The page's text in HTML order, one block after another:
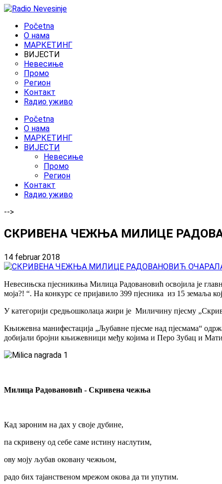
Početna
O нама
МАРКЕТИНГ
ВИЈЕСТИ
Невесиње
Промо
Регион
Контакт
Rадио уживо
Početna
O нама
МАРКЕТИНГ
ВИЈЕСТИ
Невесиње
Промо
Регион
Контакт
Rадио уживо
-->
СКРИВЕНА ЧЕЖЊА МИЛИЦЕ
14 februar 2018
Невесињска пјесникиња Милица Радовановић освојила је
моја?! “. На конкурс се пријавило 399 пјесника из 15 земаља
У категорији средњошколаца жири је Миличину пјесму
Књижевна манифестација „Љубавне пјесме над пјесмама“
добијали бројни књижевници међу којима и Перо Зубац и
Милица Радовановић - Скривена чежња
Кад зароним на дах у своје дубине,
па скривену од себе саме истину наслутим,
ову моју љубав оковану чежњом,
радо бих тајанственом мрежом окова да ти упутим.